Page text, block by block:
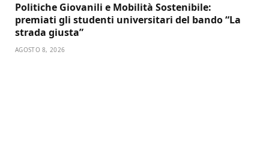
Politiche Giovanili e Mobilità Sostenibile:
premiati gli studenti universitari del bando “La
strada giusta”
AGOSTO 8, 2026